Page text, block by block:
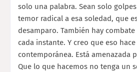
solo una palabra. Sean solo
temor radical a esa soledad, que
desamparo. También hay
cada instante. Y creo que eso
contemporánea. Está amenazada
Que lo que hacemos no tenga un